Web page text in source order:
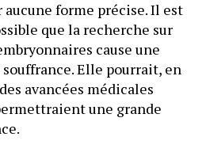
forme précise. Il est
que la recherche sur
cause une
Elle pourrait, en
avancées médicales
une grande